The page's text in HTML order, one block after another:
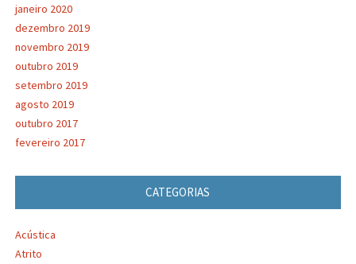
janeiro 2020
dezembro 2019
novembro 2019
outubro 2019
setembro 2019
agosto 2019
outubro 2017
fevereiro 2017
CATEGORIAS
Acústica
Atrito